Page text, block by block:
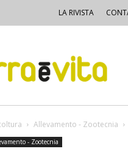
LA RIVISTA
Allevamento - Zootecnia
- Zootecnia